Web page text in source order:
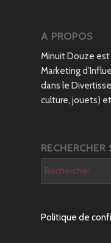
A PROPOS
Minuit Douze est
Marketing
dans le
culture, jouets)
Politique de